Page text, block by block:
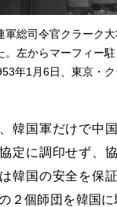
軍総司令官クラーク
。左からマーフィー
年1月6日、東京・
韓国軍だけで中
定に調印せず、
韓国の安全を保
２個師団を韓国